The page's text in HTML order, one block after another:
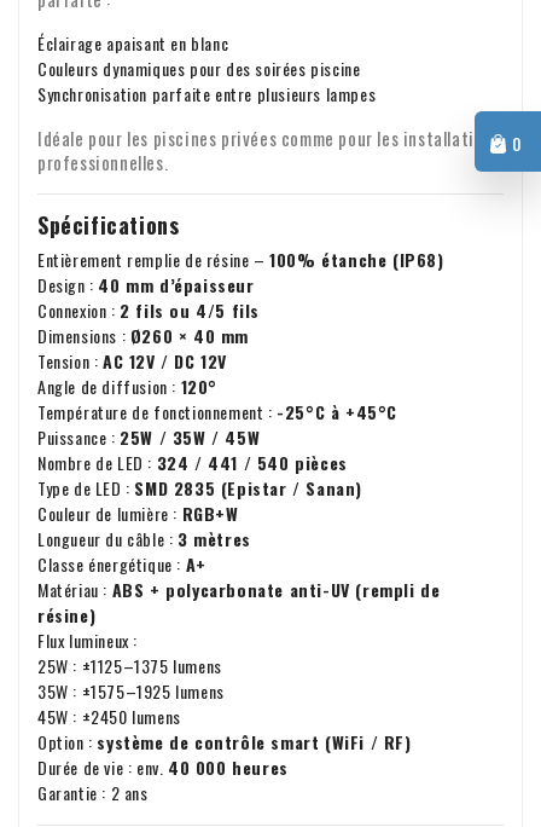
0
Éclairage apaisant en blanc
Couleurs dynamiques pour des soirées piscine
Synchronisation parfaite entre plusieurs lampes
Idéale pour les piscines privées comme pour les installations
professionnelles.
Spécifications
Entièrement remplie de résine –100% étanche (IP68)
Design : 40 mm d’épaisseur
Connexion : 2 fils ou 4/5 fils
Dimensions : Ø260 × 40 mm
Tension :AC 12V / DC 12V
Angle de diffusion : 120°
Température de fonctionnement : -25°C à +45°C
Puissance : 25W / 35W / 45W
Nombre de LED : 324 / 441 / 540 pièces
Type de LED : SMD 2835 (Epistar / Sanan)
Couleur de lumière : RGB+W
Longueur du câble : 3 mètres
Classe énergétique : A+
Matériau : ABS + polycarbonate anti-UV (rempli de
résine)
Flux lumineux :
25W : ±1125–1375 lumens
35W : ±1575–1925 lumens
45W : ±2450 lumens
Option : système de contrôle smart (WiFi / RF)
Durée de vie : env. 40 000 heures
Garantie : 2 ans